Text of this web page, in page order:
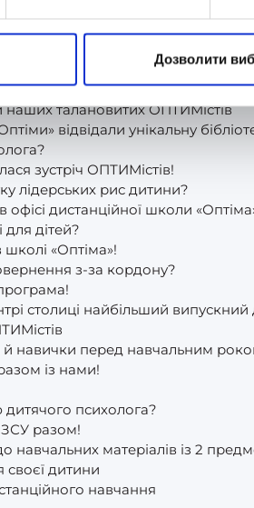
Дозволити
школі «Оптіма»!
захисникам України
ІІІ Міжнародного уроку
зустрілися в офісі школи та
«Оптіми» продовжено до кінця
наших талановитих ОПТИМістів
відвідали унікальну
зустріч ОПТИМістів!
лідерських рис дитини?
дистанційної школи
для дітей?
«Оптіма»!
з-за кордону?
столиці найбільший
й навички перед навчальним
із нами!
дитячого психолога?
ЗСУ разом!
матеріалів із 2
дитини
навчання